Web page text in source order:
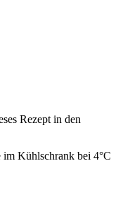
Rezept in den
Kühlschrank bei 4°C